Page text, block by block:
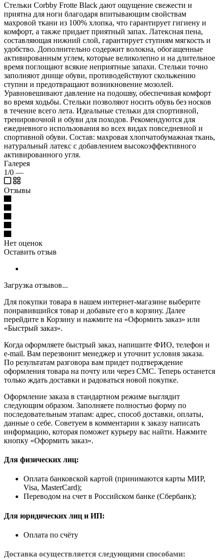
Стельки Corbby Frotte Black дают ощущение свежести и
приятна для ноги благодаря впитывающим свойствам
махровой ткани из 100% хлопка, что гарантирует гигиену и
комфорт, а также придает приятный запах. Латексная пена,
составляющая нижний слой, гарантирует ступням мягкость и
удобство. Дополнительно содержит волокна, обогащенные
активированным углем, которые великолепно и на длительное
время поглощают всякие неприятные запахи. Стельки точно
заполняют днище обуви, противодействуют скольжению
ступни и предотвращают возникновение мозолей.
Уравновешивают давление на подошву, обеспечивая комфорт
во время ходьбы. Стельки позволяют носить обувь без носков
в течение всего лета. Идеальные стельки для спортивной,
тренировочной и обуви для походов. Рекомендуются для
ежедневного использования во всех видах повседневной и
спортивной обуви. Состав: махровая хлопчатобумажная ткань,
натуральный латекс с добавлением высокоэффективного
активированного угля.
Галерея
1/0 —
Отзывы
Нет оценок
Оставить отзыв
Загрузка отзывов...
Для покупки товара в нашем интернет-магазине выберите
понравившийся товар и добавьте его в корзину. Далее
перейдите в Корзину и нажмите на «Оформить заказ» или
«Быстрый заказ».
Когда оформляете быстрый заказ, напишите ФИО, телефон и
e-mail. Вам перезвонит менеджер и уточнит условия заказа.
По результатам разговора вам придет подтверждение
оформления товара на почту или через СМС. Теперь останется
только ждать доставки и радоваться новой покупке.
Оформление заказа в стандартном режиме выглядит
следующим образом. Заполняете полностью форму по
последовательным этапам: адрес, способ доставки, оплаты,
данные о себе. Советуем в комментарии к заказу написать
информацию, которая поможет курьеру вас найти. Нажмите
кнопку «Оформить заказ».
Для физических лиц:
Оплата банковской картой (принимаются карты МИР,
Visa, MasterCard);
Переводом на счет в Российском банке (Сбербанк);
Для юридических лиц и ИП:
Оплата по счёту
Доставка осуществляется следующими способами: